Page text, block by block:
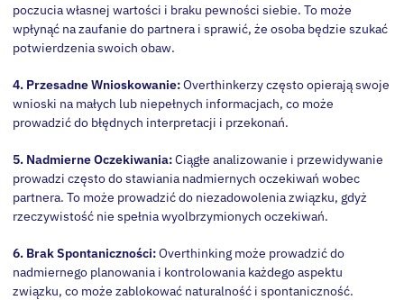
poczucia własnej wartości i braku pewności siebie. To może
wpłynąć na zaufanie do partnera i sprawić, że osoba będzie szukać
potwierdzenia swoich obaw.
4. Przesadne Wnioskowanie:Overthinkerzy często opierają swoje
wnioski na małych lub niepełnych informacjach, co może
prowadzić do błędnych interpretacji i przekonań.
5. Nadmierne Oczekiwania:Ciągłe analizowanie i przewidywanie
prowadzi często do stawiania nadmiernych oczekiwań wobec
partnera. To może prowadzić do niezadowolenia związku, gdyż
rzeczywistość nie spełnia wyolbrzymionych oczekiwań.
6. Brak Spontaniczności:Overthinking może prowadzić do
nadmiernego planowania i kontrolowania każdego aspektu
związku, co może zablokować naturalność i spontaniczność.